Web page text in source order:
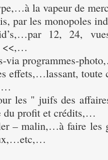
la vapeur de
par les monopoles
12, 24,
<<,…
programmes-
effets,…lassant,
les " juifs des
du profit et crédits,…
– malin,…à faire les